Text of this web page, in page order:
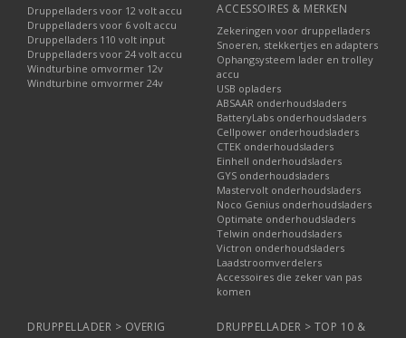
Druppelladers voor 12 volt accu
Druppelladers voor 6 volt accu
Druppelladers 110 volt input
Druppelladers voor 24 volt accu
Windturbine omvormer 12v
Windturbine omvormer 24v
ACCESSOIRES & MERKEN
Zekeringen voor druppelladers
Snoeren, stekkertjes en adapters
Ophangsysteem lader en trolley
accu
USB opladers
ABSAAR onderhoudsladers
BatteryLabs onderhoudsladers
Cellpower onderhoudsladers
CTEK onderhoudsladers
Einhell onderhoudsladers
GYS onderhoudsladers
Mastervolt onderhoudsladers
Noco Genius onderhoudsladers
Optimate onderhoudsladers
Telwin onderhoudsladers
Victron onderhoudsladers
Laadstroomverdelers
Accessoires die zeker van pas
komen
DRUPPELLADER > OVERIG
DRUPPELLADER > TOP 10 &